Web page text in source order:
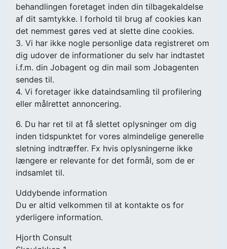
behandlingen foretaget inden din tilbagekaldelse
af dit samtykke. I forhold til brug af cookies kan
det nemmest gøres ved at slette dine cookies.
3. Vi har ikke nogle personlige data registreret om
dig udover de informationer du selv har indtastet
i.f.m. din Jobagent og din mail som Jobagenten
sendes til.
4. Vi foretager ikke dataindsamling til profilering
eller målrettet annoncering.
6. Du har ret til at få slettet oplysninger om dig
inden tidspunktet for vores almindelige generelle
sletning indtræffer. Fx hvis oplysningerne ikke
længere er relevante for det formål, som de er
indsamlet til.
Uddybende information
Du er altid velkommen til at kontakte os for
yderligere information.
Hjorth Consult